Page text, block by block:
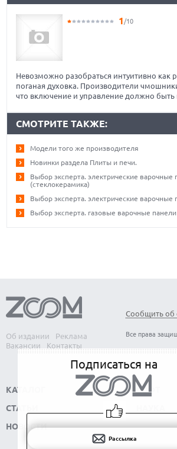
1/10
Невозможно разобраться интуитивно как
поганая духовка. Производители
что включение и управление должно быть
СМОТРИТЕ ТАКЖЕ:
Модели того же производителя
Новинки раздела Плиты и печи.
Выбор эксперта. электрические варочные
(стеклокерамика)
Выбор эксперта. электрические варочные
Выбор эксперта. газовые варочные панели
Об издании
Реклама
Вакансии
Контакты
Сообщить об
Все права
КАТАЛОГ
СТАТЬИ
НОВОСТИ
СОФТ
Подписаться на
Рассылка